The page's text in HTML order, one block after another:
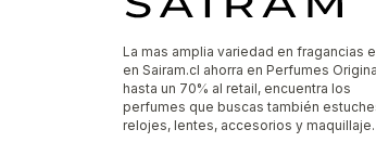
La mas amplia variedad en fragancias
en Sairam.cl ahorra en Perfumes
hasta un 70% al retail, encuentra los
perfumes que buscas también
relojes, lentes, accesorios y maquillaje.